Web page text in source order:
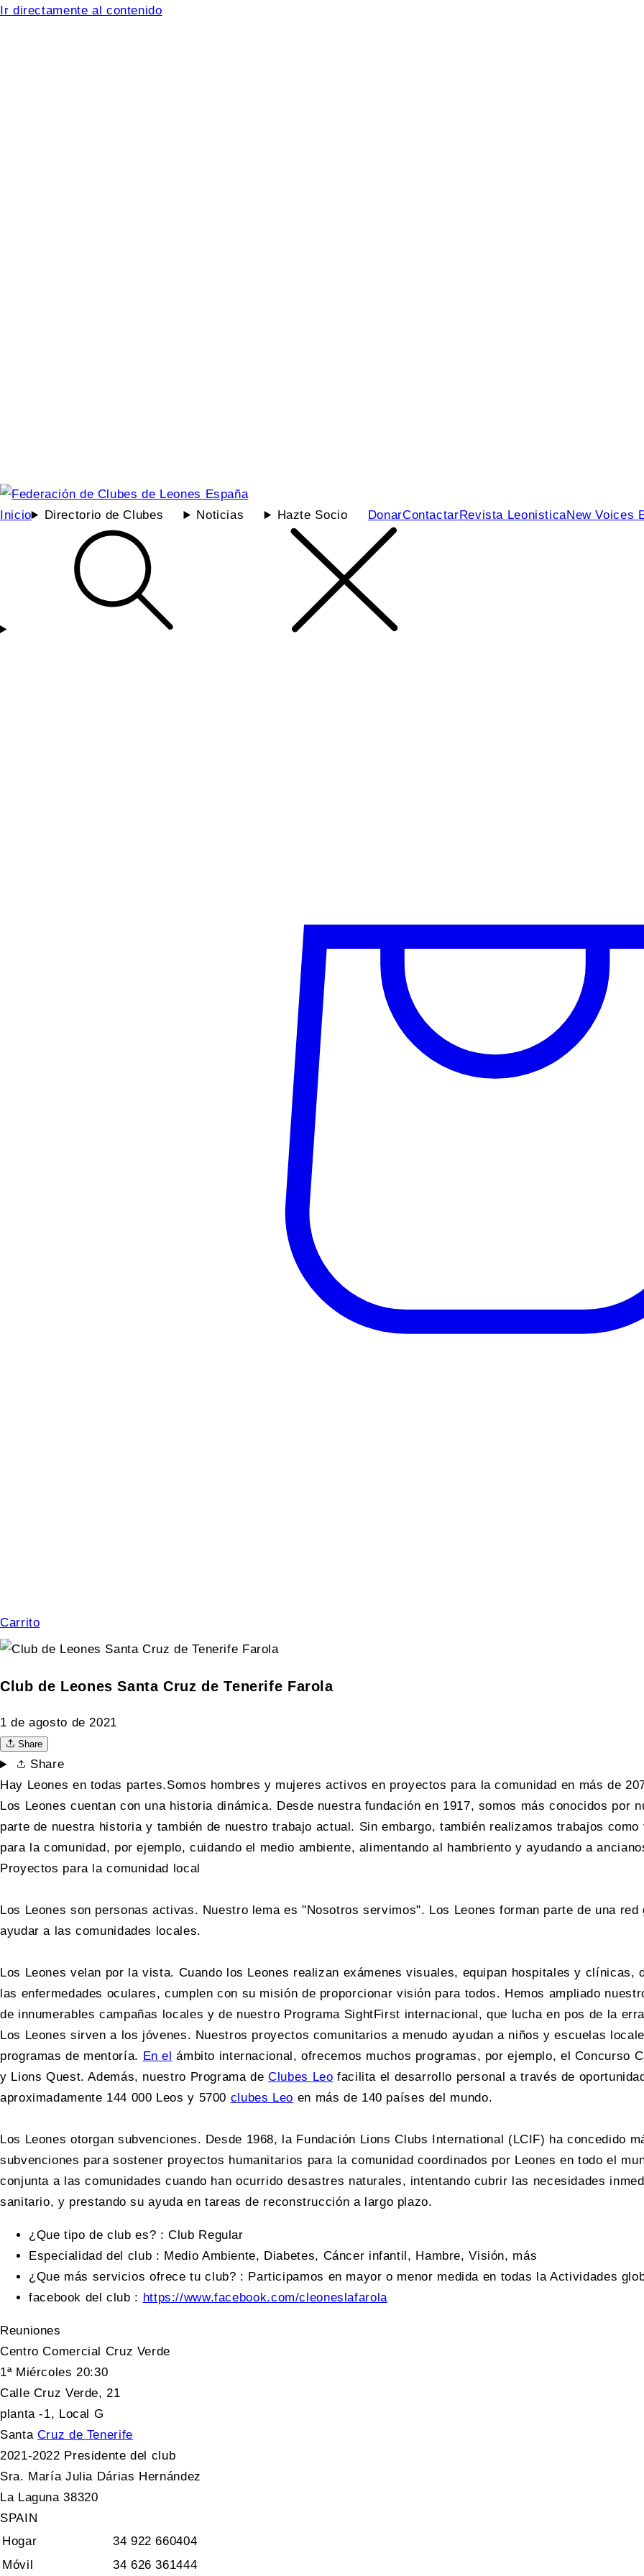
Ir directamente al contenido
Inicio Directorio de Clubes Noticias Hazte Socio DonarContactarRevista LeonisticaNew Voices
Carrito
Club de Leones Santa Cruz de Tenerife Farola
1 de agosto de 2021
Share
Share
Hay Leones en todas partes.Somos hombres y mujeres activos en proyectos para la comunidad en más de
Los Leones cuentan con una historia dinámica. Desde nuestra fundación en 1917, somos más conocidos por
parte de nuestra historia y también de nuestro trabajo actual. Sin embargo, también realizamos trabajos
para la comunidad, por ejemplo, cuidando el medio ambiente, alimentando al hambriento y ayudando a
Proyectos para la comunidad local
Los Leones son personas activas. Nuestro lema es "Nosotros servimos". Los Leones forman parte de una
ayudar a las comunidades locales.
Los Leones velan por la vista. Cuando los Leones realizan exámenes visuales, equipan hospitales y
las enfermedades oculares, cumplen con su misión de proporcionar visión para todos. Hemos ampliado
de innumerables campañas locales y de nuestro Programa SightFirst internacional, que lucha en pos de la
Los Leones sirven a los jóvenes. Nuestros proyectos comunitarios a menudo ayudan a niños y escuelas
programas de mentoría. En el ámbito internacional, ofrecemos muchos programas, por ejemplo, el Concurso
y Lions Quest. Además, nuestro Programa deClubes Leo facilita el desarrollo personal a través de
aproximadamente 144 000 Leos y 5700 clubes Leo en más de 140 países del mundo.
Los Leones otorgan subvenciones. Desde 1968, la Fundación Lions Clubs International (LCIF) ha concedido
subvenciones para sostener proyectos humanitarios para la comunidad coordinados por Leones en todo el
conjunta a las comunidades cuando han ocurrido desastres naturales, intentando cubrir las necesidades
sanitario, y prestando su ayuda en tareas de reconstrucción a largo plazo.
¿Que tipo de club es? : Club Regular
Especialidad del club : Medio Ambiente, Diabetes, Cáncer infantil, Hambre, Visión, más
¿Que más servicios ofrece tu club? : Participamos en mayor o menor medida en todas la Actividades
facebook del club : https://www.facebook.com/cleoneslafarola
Reuniones
Centro Comercial Cruz Verde
1ª Miércoles 20:30
Calle Cruz Verde, 21
planta -1, Local G
Santa Cruz de Tenerife
2021-2022 Presidente del club
Sra. María Julia Dárias Hernández
La Laguna 38320
SPAIN
Hogar
34 922 660404
Móvil
34 626 361444